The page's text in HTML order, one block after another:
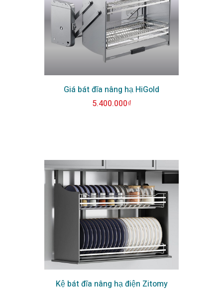
Giá bát đĩa nâng hạ HiGold
5.400.000₫
Kệ bát đĩa nâng hạ điện Zitomy